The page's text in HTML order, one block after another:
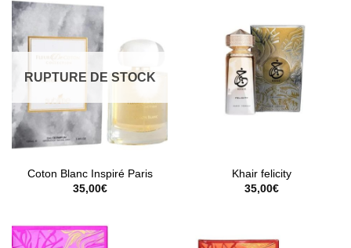
RUPTURE DE STOCK
Coton Blanc Inspiré Paris
35,00€
Khair felicity
35,00€